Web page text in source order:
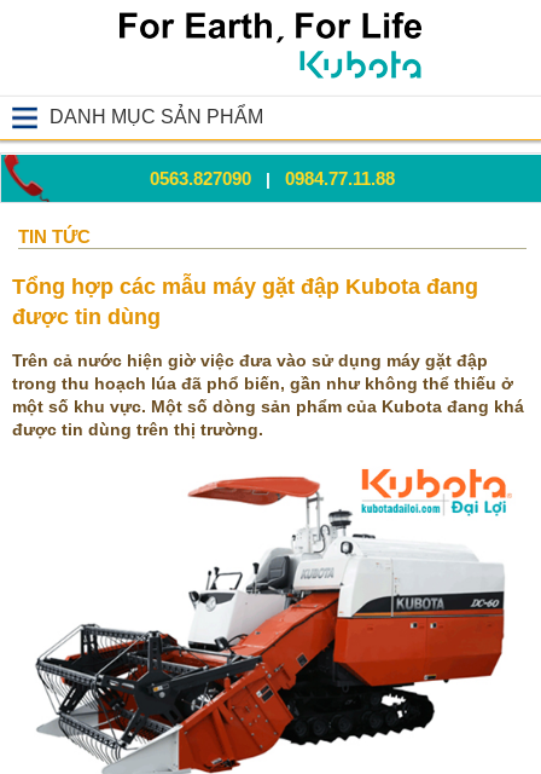
DANH MỤC SẢN PHẨM
0563.827090| 0984.77.11.88
TIN TỨC
Tổng hợp các mẫu máy gặt đập Kubota đang
được tin dùng
Trên cả nước hiện giờ việc đưa vào sử dụng máy gặt đập
trong thu hoạch lúa đã phổ biến, gần như không thể thiếu ở
một số khu vực. Một số dòng sản phẩm của Kubota đang khá
được tin dùng trên thị trường.